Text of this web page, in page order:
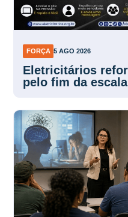
FORÇA 5 AGO 2026
Eletricitários
pelo fim da